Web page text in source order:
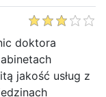
doktora
jakość usług z